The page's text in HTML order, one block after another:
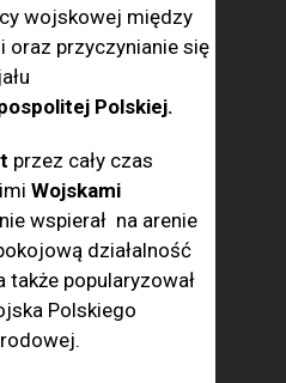
wojskowej między
oraz przyczynianie się
Polskiej.
przez cały czas
Wojskami
wspierał na arenie
działalność
także popularyzował
Polskiego